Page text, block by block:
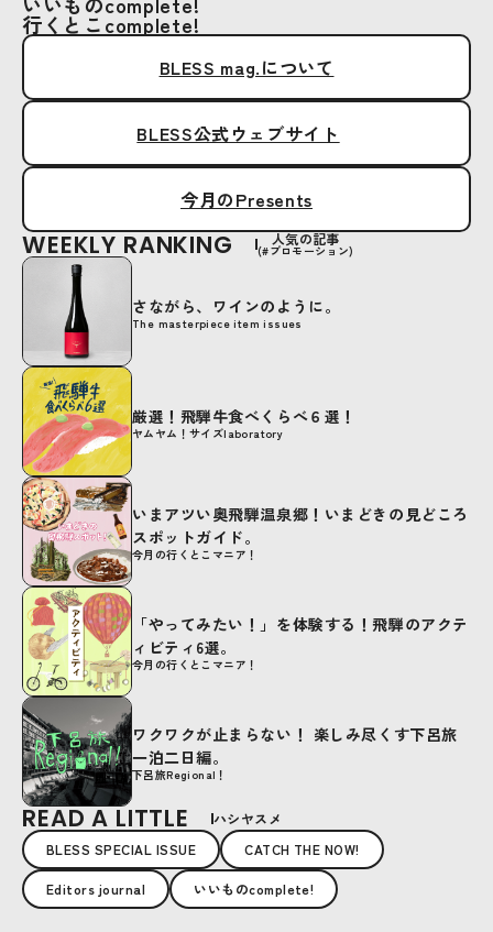
行くとこcomplete!
BLESS mag.について
BLESS公式ウェブサイト
今月のPresents
WEEKLY RANKING 人気の記事
(#プロモーション)
The masterpiece item issues
さながら、ワインのように。
ヤムヤム！サイズlaboratory
厳選！飛騨牛食べくらべ６選！
今月の行くとこマニア！
いまアツい奥飛騨温泉郷！いまどきの見どころ
スポットガイド。
今月の行くとこマニア！
「やってみたい！」を体験する！飛騨のアクテ
ィビティ6選。
下呂旅Regional！
ワクワクが止まらない！ 楽しみ尽くす下呂旅
一泊二日編。
READ A LITTLE
ハシヤスメ
BLESS SPECIAL ISSUE
CATCH THE NOW!
Editors journal いいものcomplete!